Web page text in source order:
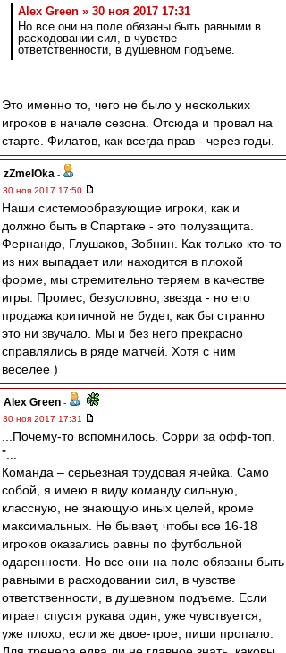
Alex Green » 30 ноя 2017 17:31
Но все они на поле обязаны быть равными в
расходовании сил, в чувстве
ответственности, в душевном подъеме.
Это именно то, чего не было у нескольких
игроков в начале сезона. Отсюда и провал на
старте. Филатов, как всегда прав - через годы.
zZmeIOka -
30 ноя 2017 17:50
Наши системообразующие игроки, как и
должно быть в Спартаке - это полузащита.
Фернандо, Глушаков, Зобнин. Как только кто-то
из них выпадает или находится в плохой
форме, мы стремительно теряем в качестве
игры. Промес, безусловно, звезда - но его
продажа критичной не будет, как бы странно
это ни звучало. Мы и без него прекрасно
справлялись в ряде матчей. Хотя с ним
веселее )
Alex Green -
30 ноя 2017 17:31
...Почему-то вспомнилось. Сорри за офф-топ.
"...
Команда – серьезная трудовая ячейка. Само
собой, я имею в виду команду сильную,
классную, не знающую иных целей, кроме
максимальных. Не бывает, чтобы все 16-18
игроков оказались равны по футбольной
одаренности. Но все они на поле обязаны быть
равными в расходовании сил, в чувстве
ответственности, в душевном подъеме. Если
играет спустя рукава один, уже чувствуется,
уже плохо, если же двое-трое, пиши пропало.